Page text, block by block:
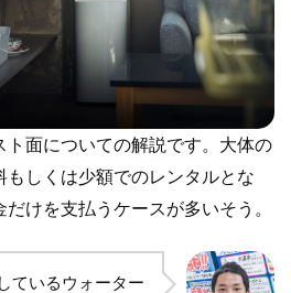
ト面についての解説です。大体の
しくは少額でのレンタルとな
けを支払うケースが多いそう。
ているウォーター